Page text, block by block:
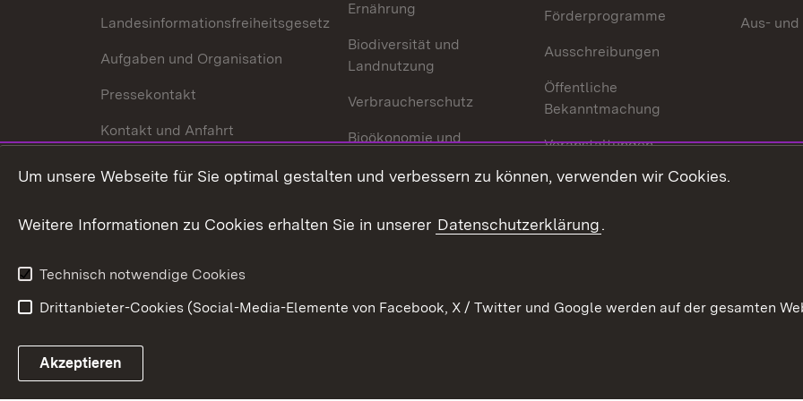
Landesinformationsfreiheitsgesetz
Aufgaben und Organisation
Pressekontakt
Kontakt und Anfahrt
Ernährung
Biodiversität und
Landnutzung
Verbraucherschutz
Bioökonomie und
Förderprogramme
Ausschreibungen
Öffentliche
Bekanntmachung
Veranstaltungen
Mediathek
Publikationen
Aus-
Link zum Landesportal
Um unsere Webseite für Sie optimal gestalten und verbessern zu können, verwenden wir Cookies.
Weitere Informationen zu Cookies erhalten Sie in unserer Datenschutzerklärung.
Technisch notwendige Cookies
Drittanbieter-Cookies (Social-Media-Elemente von Facebook, X / Twitter und Google werden auf der gesamten
Akzeptieren